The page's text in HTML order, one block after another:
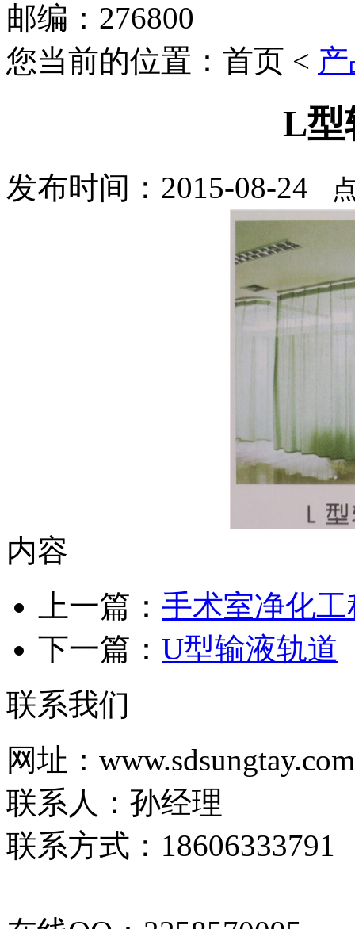
邮编：276800
您当前的位置：首页 <
L型
发布时间：2015-08-24
内容
上一篇： 手术室净化工
下一篇： U型输液轨道
联系我们
网址：www.sdsungtay.com
联系人：孙经理
联系方式：18606333791